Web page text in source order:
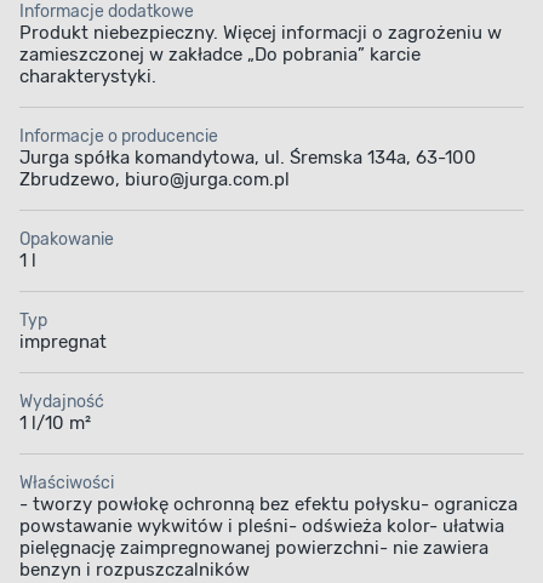
Informacje dodatkowe
Produkt niebezpieczny. Więcej informacji o zagrożeniu w
zamieszczonej w zakładce „Do pobrania” karcie
charakterystyki.
Informacje o producencie
Jurga spółka komandytowa, ul. Śremska 134a, 63-100
Zbrudzewo, biuro@jurga.com.pl
Opakowanie
1 l
Typ
impregnat
Wydajność
1 l/10 m²
Właściwości
- tworzy powłokę ochronną bez efektu połysku- ogranicza
powstawanie wykwitów i pleśni- odświeża kolor- ułatwia
pielęgnację zaimpregnowanej powierzchni- nie zawiera
benzyn i rozpuszczalników